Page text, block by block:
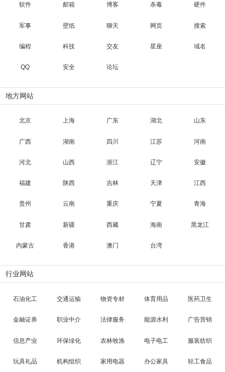
软件 邮箱 博客 杀毒 硬件
军事 壁纸 聊天 网页 搜索
编程 科技 交友 星座 域名
QQ 安全 论坛
地方网站
北京 上海 广东 湖北 山东
广西 湖南 四川 江苏 河南
河北 山西 浙江 辽宁 安徽
福建 陕西 吉林 天津 江西
贵州 云南 重庆 宁夏 青海
甘肃 新疆 西藏 海南 黑龙江
内蒙古 香港 澳门 台湾
行业网站
石油化工 交通运输 物资专材 体育用品 医药卫生
金融证券 职业中介 法律服务 能源水利 广告营销
信息产业 环保绿化 农林牧渔 电子电工 服装纺织
玩具礼品 机构组织 家用电器 办公家具 轻工食品